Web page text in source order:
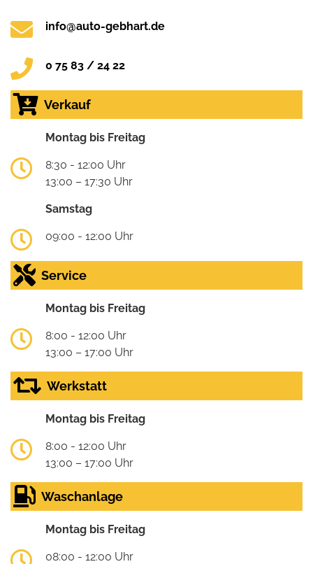
info@auto-gebhart.de
0 75 83 / 24 22
Verkauf
Montag bis Freitag
8:30 - 12:00 Uhr
13:00 – 17:30 Uhr
Samstag
09:00 - 12:00 Uhr
Service
Montag bis Freitag
8:00 - 12:00 Uhr
13:00 – 17:00 Uhr
Werkstatt
Montag bis Freitag
8:00 - 12:00 Uhr
13:00 – 17:00 Uhr
Waschanlage
Montag bis Freitag
08:00 - 12:00 Uhr